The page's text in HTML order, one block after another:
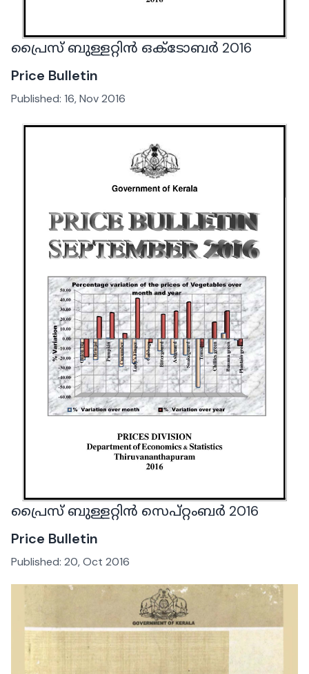
പ്രൈസ് ബുള്ളറ്റിൻ ഒക്ടോബർ 2016
Price Bulletin
Published: 16, Nov 2016
പ്രൈസ് ബുള്ളറ്റിൻ സെപ്റ്റംബർ 2016
Price Bulletin
Published: 20, Oct 2016